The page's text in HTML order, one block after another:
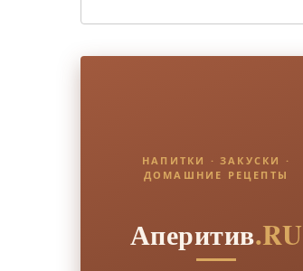
НАПИТКИ · ЗАКУСКИ ·
ДОМАШНИЕ РЕЦЕПТЫ
Аперитив.RU